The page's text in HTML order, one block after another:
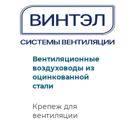
Вентиляционные
воздуховоды из
оцинкованной
стали
Крепеж для
вентиляции